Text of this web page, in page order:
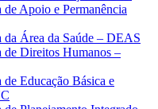
Apoio e Permanência
Área da Saúde – DEAS
Direitos Humanos –
Educação Básica e